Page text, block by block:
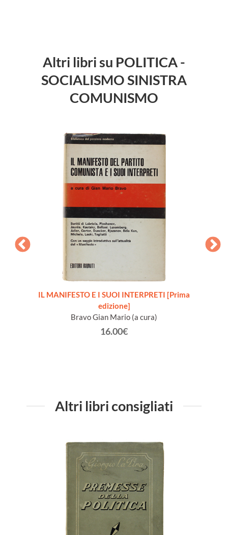
Altri libri su POLITICA -
SOCIALISMO SINISTRA
COMUNISMO
IL MANIFESTO E I SUOI INTERPRETI [Prima
edizione]
Bravo Gian Mario (a cura)
16.00€
Altri libri consigliati